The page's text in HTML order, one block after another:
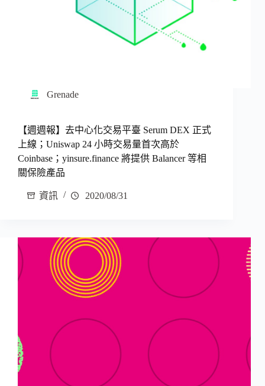
Grenade
【週週報】去中心化交易平臺 Serum DEX 正式
上線；Uniswap 24 小時交易量首次高於
Coinbase；yinsure.finance 將提供 Balancer 等相
關保險產品
資訊 2020/08/31